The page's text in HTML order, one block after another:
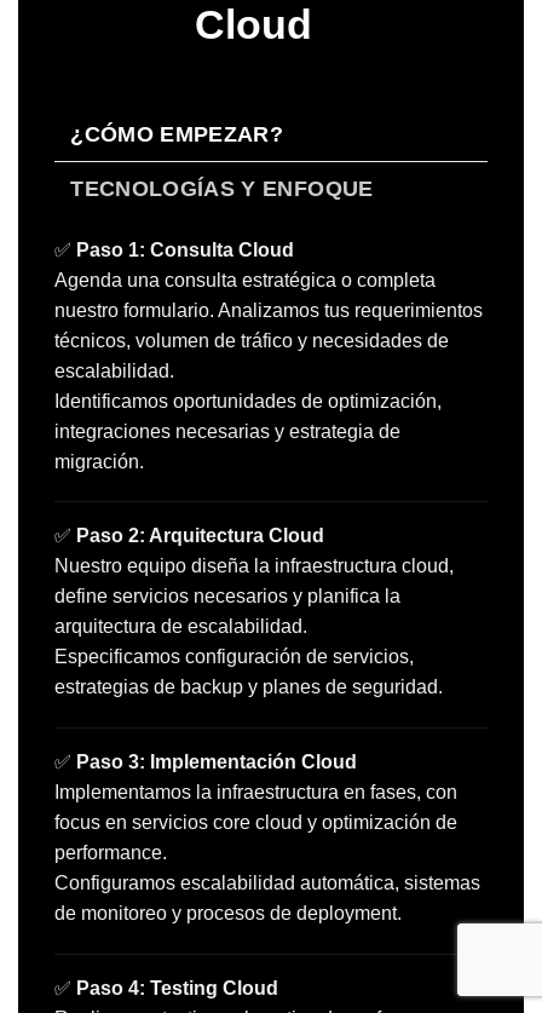
Cloud
¿CÓMO EMPEZAR?
TECNOLOGÍAS Y ENFOQUE
✅ Paso 1: Consulta Cloud
Agenda una consulta estratégica o completa
nuestro formulario. Analizamos tus requerimientos
técnicos, volumen de tráfico y necesidades de
escalabilidad.
Identificamos oportunidades de optimización,
integraciones necesarias y estrategia de
migración.
✅ Paso 2: Arquitectura Cloud
Nuestro equipo diseña la infraestructura cloud,
define servicios necesarios y planifica la
arquitectura de escalabilidad.
Especificamos configuración de servicios,
estrategias de backup y planes de seguridad.
✅ Paso 3: Implementación Cloud
Implementamos la infraestructura en fases, con
focus en servicios core cloud y optimización de
performance.
Configuramos escalabilidad automática, sistemas
de monitoreo y procesos de deployment.
✅ Paso 4: Testing Cloud